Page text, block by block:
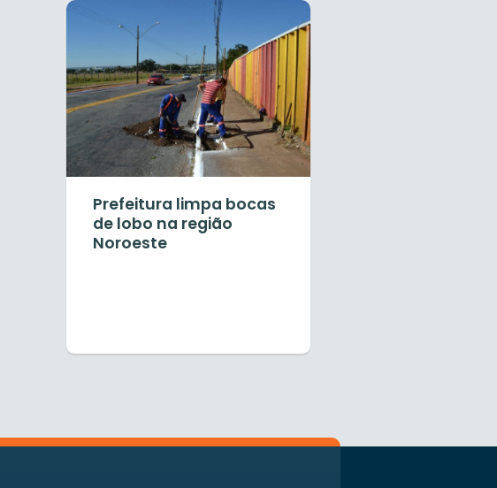
Prefeitura limpa bocas
de lobo na região
Noroeste